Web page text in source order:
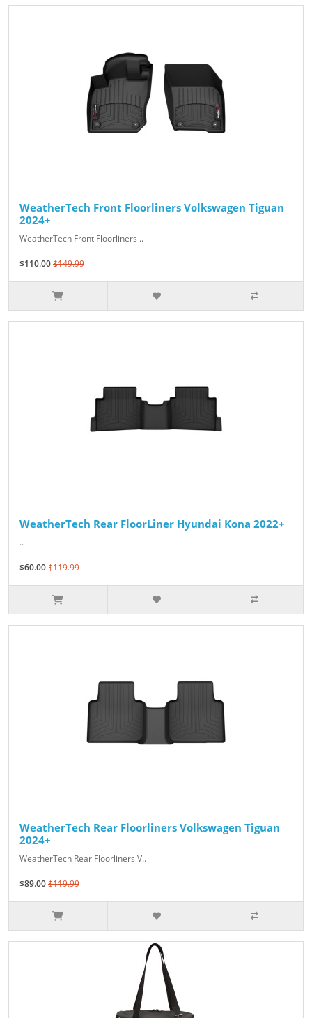
WeatherTech Front Floorliners Volkswagen Tiguan
2024+
WeatherTech Front Floorliners ..
$110.00$149.99
WeatherTech Rear FloorLiner Hyundai Kona 2022+
..
$60.00$119.99
WeatherTech Rear Floorliners Volkswagen Tiguan
2024+
WeatherTech Rear Floorliners V..
$89.00$119.99